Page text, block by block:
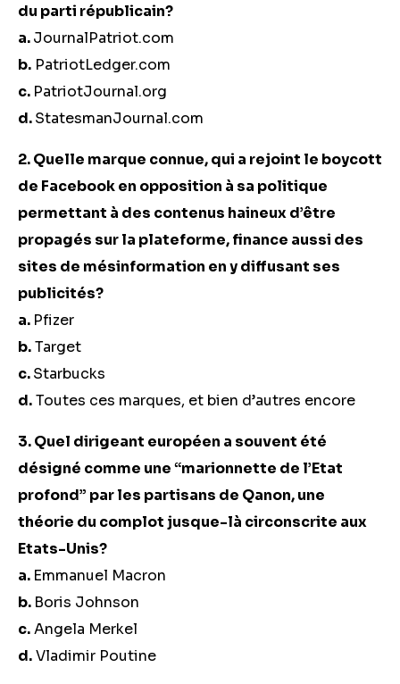
du parti républicain?
a.JournalPatriot.com
b. PatriotLedger.com
c. PatriotJournal.org
d.StatesmanJournal.com
2. Quelle marque connue, qui a rejoint le boycott
de Facebook en opposition à sa politique
permettant à des contenus haineux d’être
propagés sur la plateforme, finance aussi des
sites de mésinformation en y diffusant ses
publicités?
a. Pfizer
b.Target
c.Starbucks
d.Toutes ces marques, et bien d’autres encore
3. Quel dirigeant européen a souvent été
désigné comme une “marionnette de l’Etat
profond” par les partisans de Qanon, une
théorie du complot jusque-là circonscrite aux
Etats-Unis?
a. Emmanuel Macron
b. Boris Johnson
c.Angela Merkel
d.Vladimir Poutine